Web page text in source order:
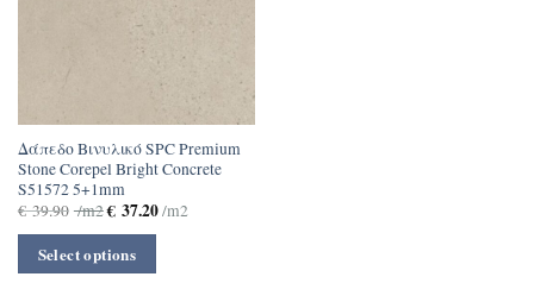
Δάπεδο Βινυλικό SPC Premium
Stone Corepel Bright Concrete
S51572 5+1mm
€39.90 /m2€37.20/m2
Select options